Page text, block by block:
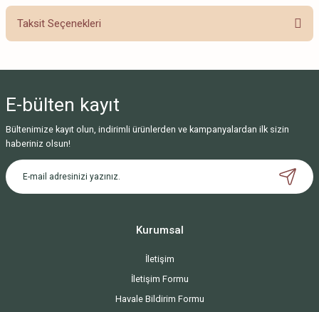
Bu ürüne ilk yorumu siz yapın!
Taksit Seçenekleri
E-bülten kayıt
Bültenimize kayıt olun, indirimli ürünlerden ve kampanyalardan ilk sizin
haberiniz olsun!
Kurumsal
İletişim
İletişim Formu
Havale Bildirim Formu